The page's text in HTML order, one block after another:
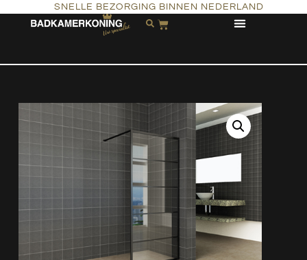
SNELLE BEZORGING BINNEN NEDERLAND